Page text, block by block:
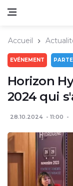
Accueil
EVÉNEMENT
Horizon
2024 qui
28.10.2024 11:00